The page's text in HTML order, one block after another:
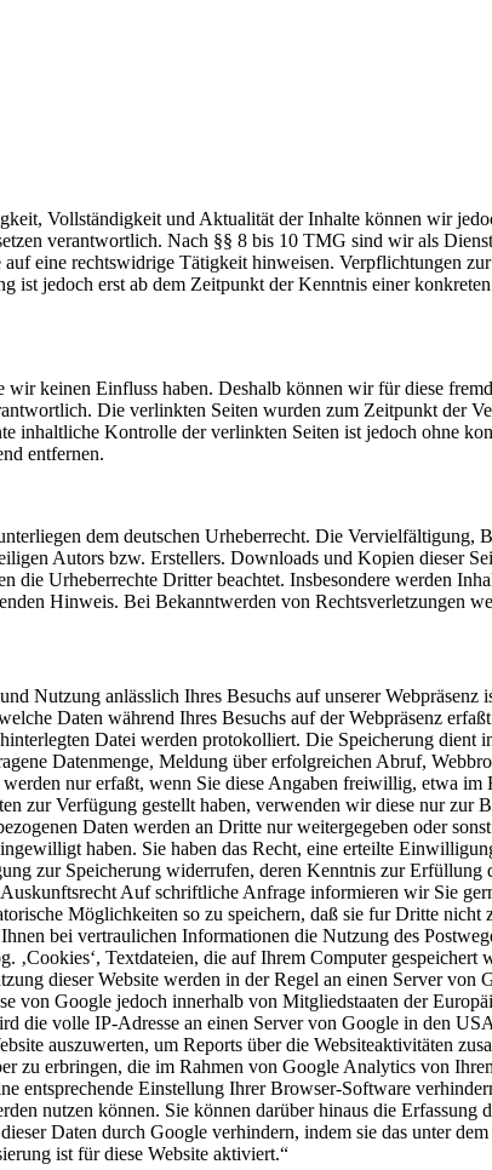
Vollständigkeit und Aktualität der Inhalte können wir
verantwortlich. Nach §§ 8 bis 10 TMG sind wir als
eine rechtswidrige Tätigkeit hinweisen. Verpflichtungen
ist jedoch erst ab dem Zeitpunkt der Kenntnis einer
keinen Einfluss haben. Deshalb können wir für diese
Die verlinkten Seiten wurden zum Zeitpunkt der
inhaltliche Kontrolle der verlinkten Seiten ist jedoch ohne
entfernen.
dem deutschen Urheberrecht. Die
Autors bzw. Erstellers. Downloads und Kopien dieser
Urheberrechte Dritter beachtet. Insbesondere werden
Hinweis. Bei Bekanntwerden von Rechtsverletzungen
Nutzung anlässlich Ihres Besuchs auf unserer
Daten während Ihres Besuchs auf der Webpräsenz
Datei werden protokolliert. Die Speicherung dient
Datenmenge, Meldung über erfolgreichen Abruf,
nur erfaßt, wenn Sie diese Angaben freiwillig, etwa
zur Verfügung gestellt haben, verwenden wir diese nur
Daten werden an Dritte nur weitergegeben oder
haben. Sie haben das Recht, eine erteilte
zur Speicherung widerrufen, deren Kenntnis zur
Auf schriftliche Anfrage informieren wir Sie
Möglichkeiten so zu speichern, daß sie fur Dritte
bei vertraulichen Informationen die Nutzung des
Textdateien, die auf Ihrem Computer
dieser Website werden in der Regel an einen Server
Google jedoch innerhalb von Mitgliedstaaten der
die volle IP-Adresse an einen Server von Google in den
auszuwerten, um Reports über die Websiteaktivitäten
zu erbringen, die im Rahmen von Google Analytics von
entsprechende Einstellung Ihrer Browser-Software
nutzen können. Sie können darüber hinaus die
Daten durch Google verhindern, indem sie das unter
ist für diese Website aktiviert.“